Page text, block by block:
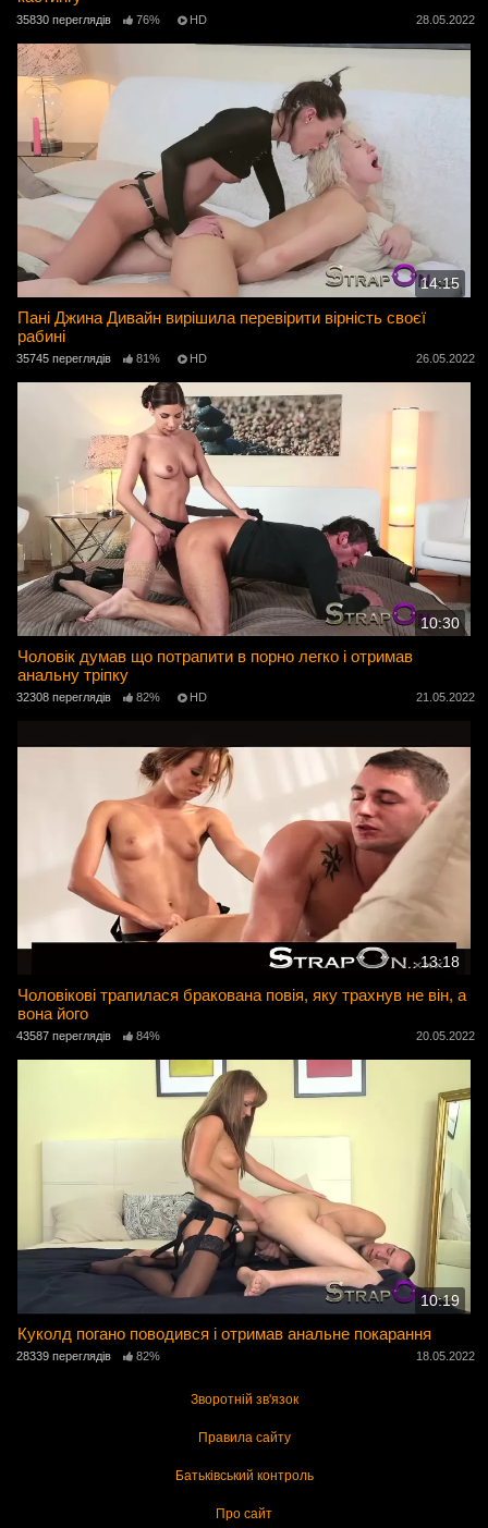
35830 переглядів 76% HD 28.05.2022
14:15
Пані Джина Дивайн вирішила перевірити вірність своєї
рабині
35745 переглядів 81% HD 26.05.2022
10:30
Чоловік думав що потрапити в порно легко і отримав
анальну тріпку
32308 переглядів 82% HD 21.05.2022
13:18
Чоловікові трапилася бракована повія, яку трахнув не він, а
вона його
43587 переглядів 84% 20.05.2022
10:19
Куколд погано поводився і отримав анальне покарання
28339 переглядів 82% 18.05.2022
Зворотній зв'язок
Правила сайту
Батьківський контроль
Про сайт